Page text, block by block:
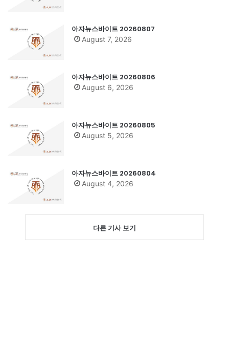
아자뉴스바이트 20260807
August 7, 2026
아자뉴스바이트 20260806
August 6, 2026
아자뉴스바이트 20260805
August 5, 2026
아자뉴스바이트 20260804
August 4, 2026
다른 기사 보기